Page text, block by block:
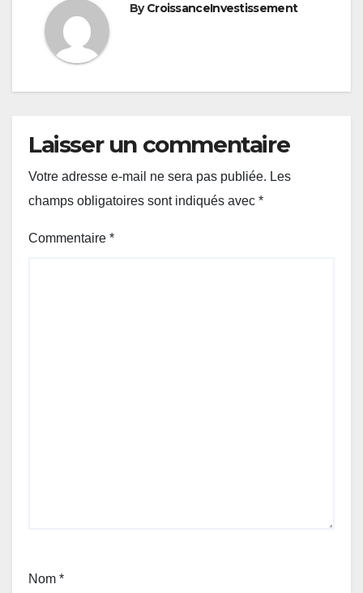
ByCroissanceInvestissement
Laisser un commentaire
Votre adresse e-mail ne sera pas publiée. Les
champs obligatoires sont indiqués avec *
Commentaire *
Nom *